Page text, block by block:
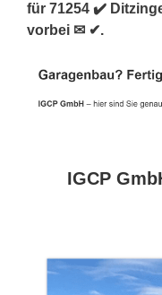
für 71254 ✔️
vorbei ✉ ✔.
IGCP